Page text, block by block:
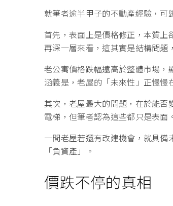
就筆者逾半甲子的不動產經驗，可
首先，表面上是價格修正，本質
再深一層來看，這其實是結構問題
老公寓價格跌幅遠高於整體市場
涵義是，老屋的「未來性」正慢慢
其次，老屋最大的問題，在於能
電梯，但筆者認為這些都只是表面
一間老屋若還有改建機會，就具
「負資產」。
價跌不停的真相